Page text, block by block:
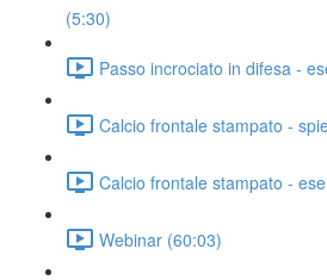
(5:30)
Passo incrociato in difesa -
Calcio frontale stampato -
Calcio frontale stampato -
Webinar (60:03)